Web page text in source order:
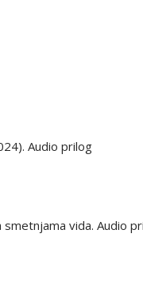
Audio prilog
vida. Audio